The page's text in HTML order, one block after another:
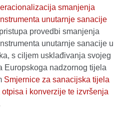
smanjenja
unutarnje sanacije
provedbi smanjenja
unutarnje sanacije u
s ciljem usklađivanja svojeg
Europskoga nadzornog tijela
Smjernice za sanacijska tijela
i konverzije te izvršenja